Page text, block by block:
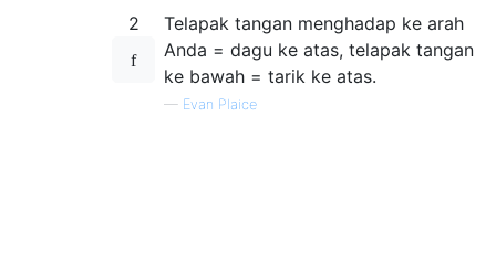
2
Telapak tangan menghadap ke arah
Anda = dagu ke atas, telapak tangan
ke bawah = tarik ke atas.
— Evan Plaice